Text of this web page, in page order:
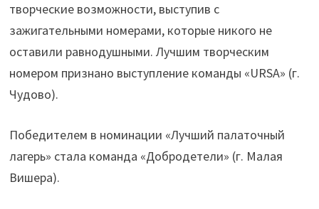
творческие возможности, выступив с
зажигательными номерами, которые никого не
оставили равнодушными. Лучшим творческим
номером признано выступление команды «URSA» (г.
Чудово).
Победителем в номинации «Лучший палаточный
лагерь» стала команда «Добродетели» (г. Малая
Вишера).